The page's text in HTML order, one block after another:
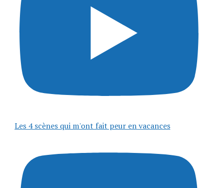
Les 4 scènes qui m'ont fait peur en vacances